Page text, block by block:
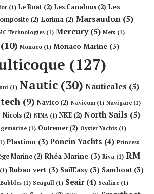
(1) Le Boat (2) Les Canalous (2) Les
(2) Lorima (2) Marsaudon (5)
Technologies (1) Mercury(5) Mets (1)
(10) Monaco (1) Monaco Marine (3)
(127)
(1) Nautic (30) Nauticales (5)
(9) Navico (2) Navicom (1) Navigare (1)
Nicols (2) NINA (1) NKE (2) North Sails (5)
(1) Outremer(2) Oyster Yachts (1)
Plastimo (3) Poncin Yachts (4) Princess
Marine (2) Rhéa Marine (3) Riva (1) RM
(1) Ruban vert (3) SailEasy(3) Samboat (3)
(1) Seagull (1) Seair(4) Sealine (1)